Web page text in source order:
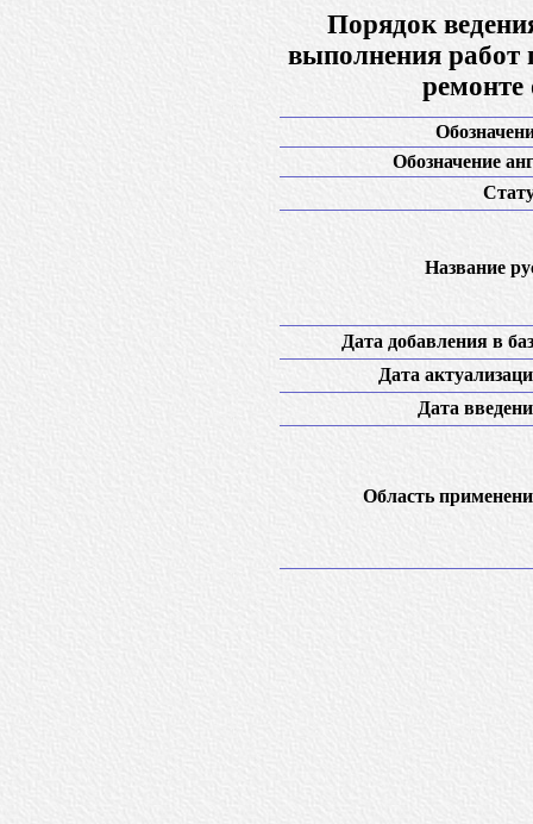
Порядок
выполнения работ
ремонте
Обозначение
Название
Дата добавления в
Дата
Дата
Область